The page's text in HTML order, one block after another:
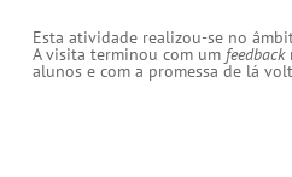
Esta atividade realizou-se no
A visita terminou com um feedback
alunos e com a promessa de lá